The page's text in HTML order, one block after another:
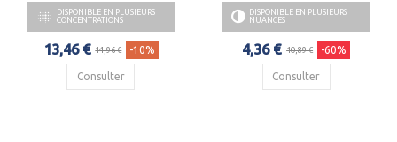

DISPONIBLE EN PLUSIEURS
CONCENTRATIONS
13,46 € 14,96 € -10%
Consulter
DISPONIBLE EN PLUSIEURS
NUANCES
4,36 € 10,89 € -60%
Consulter